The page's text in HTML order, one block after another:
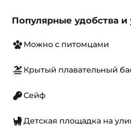
Популярные удобства и
Можно с питомцами
Крытый плавательный
Сейф
Детская площадка на